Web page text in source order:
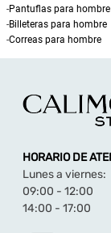
-Pantuflas para hombre
-Billeteras para hombre
-Correas para hombre
HORARIO DE
Lunes a viernes:
09:00 - 12:00
14:00 - 17:00